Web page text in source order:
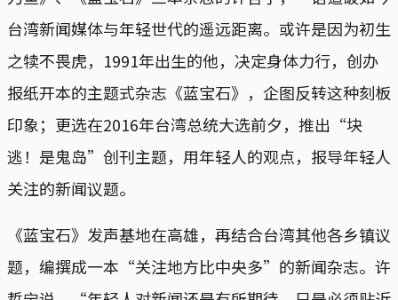
台湾新闻媒体与年轻世代的遥远距离。或许是因为初生
之犊不畏虎，1991年出生的他，决定身体力行，创办
报纸开本的主题式杂志《蓝宝石》，企图反转这种刻板
印象；更选在2016年台湾总统大选前夕，推出“块
逃！是鬼岛”创刊主题，用年轻人的观点，报导年轻人
关注的新闻议题。
《蓝宝石》发声基地在高雄，再结合台湾其他各乡镇议
题，编撰成一本“关注地方比中央多”的新闻杂志。许